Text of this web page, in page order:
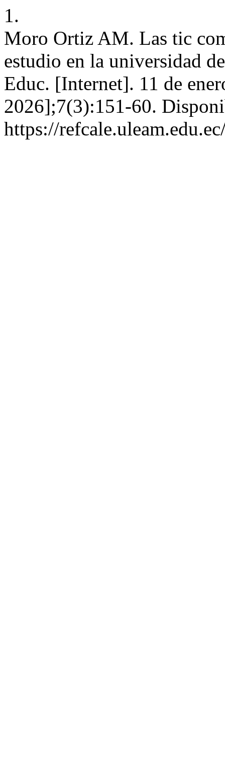
1.
Moro Ortiz AM. Las tic
estudio en la universidad
Educ. [Internet]. 11 de
2026];7(3):151-60.
https://